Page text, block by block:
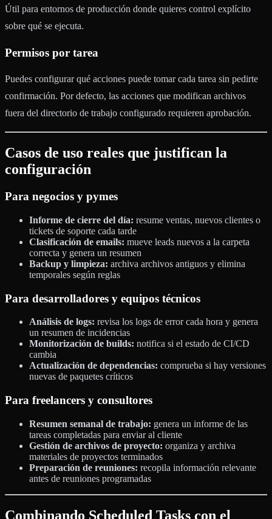
Útil para entornos de producción donde quieres control explícito
sobre qué se ejecuta.
Permisos por tarea
Puedes configurar qué acciones puede tomar cada tarea sin pedirte
confirmación. Por defecto, las acciones que modifican archivos
fuera del directorio de trabajo configurado requieren aprobación.
Casos de uso reales que justifican la
configuración
Para negocios y pymes
Informe de cierre del día: resume ventas, nuevos clientes o
tickets de soporte cada tarde
Clasificación de emails: mueve leads nuevos a la carpeta
correcta y genera un resumen
Backup y limpieza: archiva archivos antiguos y elimina
temporales según reglas
Para desarrolladores y equipos técnicos
Análisis de logs: revisa los logs de error cada hora y genera
un resumen de incidencias
Monitorización de builds: notifica si el estado de CI/CD
cambia
Actualización de dependencias: comprueba si hay versiones
nuevas de paquetes críticos
Para freelancers y consultores
Resumen semanal de trabajo: genera un informe de las
tareas completadas para enviar al cliente
Gestión de archivos de proyecto: organiza y archiva
materiales de proyectos terminados
Preparación de reuniones: recopila información relevante
antes de reuniones programadas
Combinando Scheduled Tasks con el